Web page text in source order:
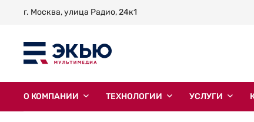
г. Москва, улица Радио, 24к1
О КОМПАНИИ ТЕХНОЛОГИИ УСЛУГИ